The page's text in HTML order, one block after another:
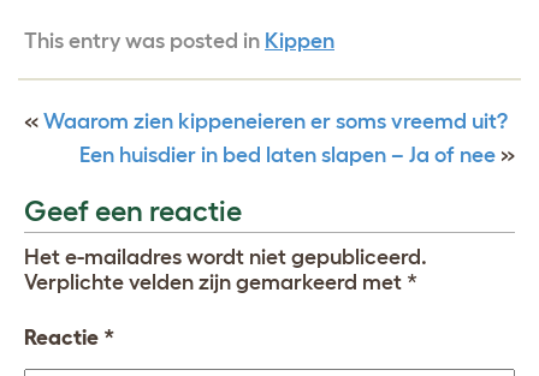
This entry was posted in Kippen
« Waarom zien kippeneieren er soms vreemd uit?
Een huisdier in bed laten slapen – Ja of nee »
Geef een reactie
Het e-mailadres wordt niet gepubliceerd.
Verplichte velden zijn gemarkeerd met *
Reactie *